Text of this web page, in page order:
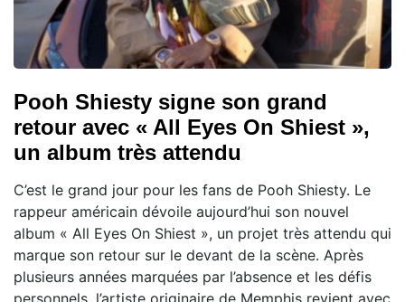
Pooh Shiesty signe son grand
retour avec « All Eyes On Shiest »,
un album très attendu
C’est le grand jour pour les fans de Pooh Shiesty. Le
rappeur américain dévoile aujourd’hui son nouvel
album « All Eyes On Shiest », un projet très attendu qui
marque son retour sur le devant de la scène. Après
plusieurs années marquées par l’absence et les défis